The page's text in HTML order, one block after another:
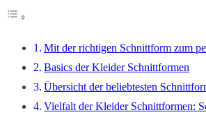
Mit der richtigen Schnittform zum
Basics der Kleider Schnittformen
Übersicht der beliebtesten
Vielfalt der Kleider Schnittformen: